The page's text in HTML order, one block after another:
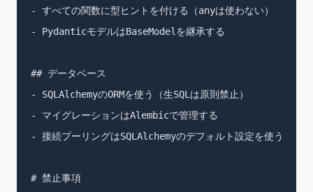
- すべての関数に型ヒントを付ける（anyは使わない）
- PydanticモデルはBaseModelを継承する
## データベース
- SQLAlchemyのORMを使う（生SQLは原則禁止）
- マイグレーションはAlembicで管理する
- 接続プーリングはSQLAlchemyのデフォルト設定を使う
# 禁止事項